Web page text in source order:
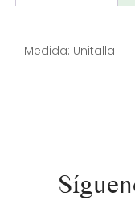
Medida: Unitalla